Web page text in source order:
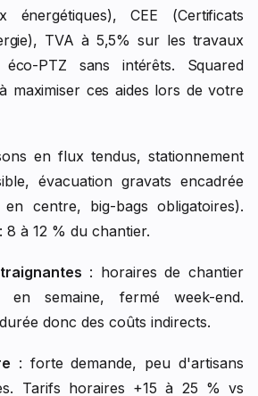
CEE (Certificats
TVA à 5,5% sur les travaux
PTZ sans intérêts. Squared
maximiser ces aides lors de votre
en flux tendus, stationnement
évacuation gravats encadrée
en centre, big-bags obligatoires).
8 à 12 % du chantier.
: horaires de chantier
semaine, fermé week-end.
donc des coûts indirects.
: forte demande, peu d'artisans
Tarifs horaires +15 à 25 % vs